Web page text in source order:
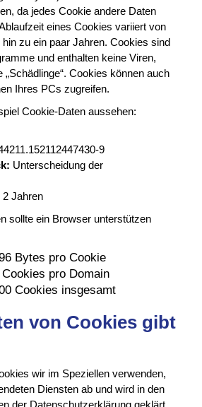
da jedes Cookie andere Daten
eines Cookies variiert von
zu ein paar Jahren. Cookies sind
und enthalten keine Viren,
„Schädlinge“. Cookies können auch
Ihres PCs zugreifen.
Cookie-Daten aussehen:
9
Unterscheidung der
2 Jahren
sollte ein Browser unterstützen
Bytes pro Cookie
pro Domain
Cookies insgesamt
von Cookies gibt
wir im Speziellen verwenden,
Diensten ab und wird in den